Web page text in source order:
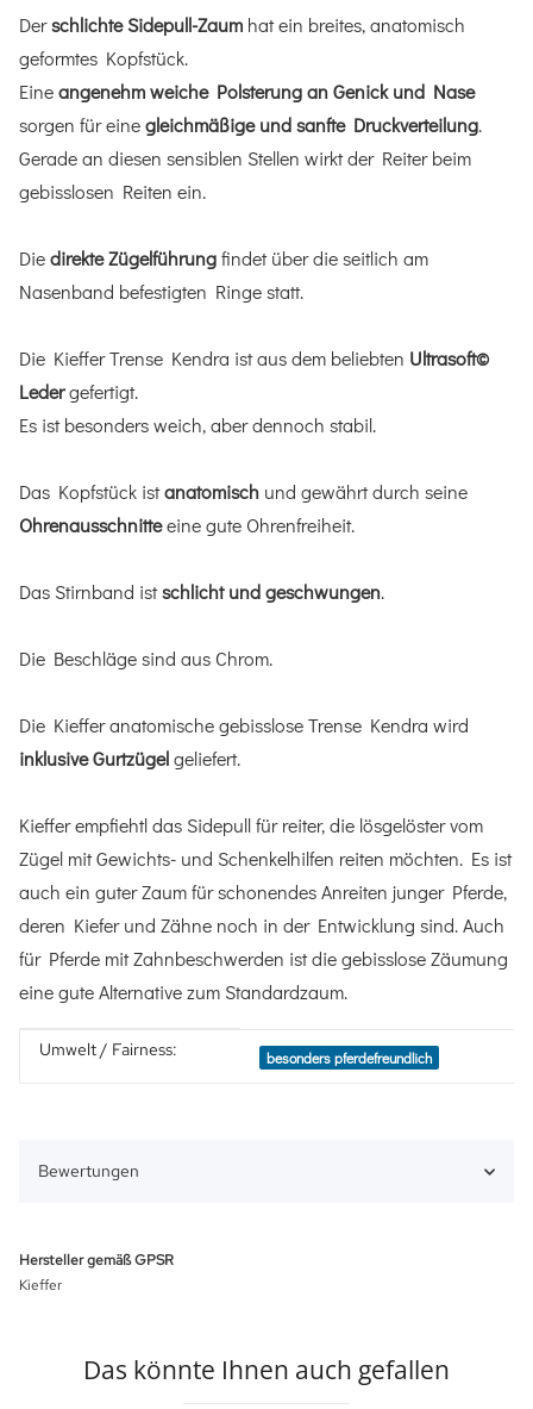
Derschlichte Sidepull-Zaum hat ein breites, anatomisch
geformtes Kopfstück.
Eineangenehm weiche Polsterung an Genick und Nase
sorgen für einegleichmäßige und sanfte Druckverteilung.
Gerade an diesen sensiblen Stellen wirkt der Reiter beim
gebisslosen Reiten ein.
Diedirekte Zügelführungfindet über die seitlich am
Nasenband befestigten Ringe statt.
Die Kieffer Trense Kendra ist aus dem beliebten Ultrasoft©
Ledergefertigt.
Es ist besonders weich, aber dennoch stabil.
Das Kopfstück istanatomisch und gewährt durch seine
Ohrenausschnitteeine gute Ohrenfreiheit.
Das Stirnband istschlicht und geschwungen.
Die Beschläge sind aus Chrom.
Die Kieffer anatomische gebisslose Trense Kendra wird
inklusive Gurtzügelgeliefert.
Kieffer empfiehtl das Sidepull für reiter, die lösgelöster vom
Zügel mit Gewichts- und Schenkelhilfen reiten möchten. Es ist
auch ein guter Zaum für schonendes Anreiten junger Pferde,
deren Kiefer und Zähne noch in der Entwicklung sind. Auch
für Pferde mit Zahnbeschwerden ist die gebisslose Zäumung
eine gute Alternative zum Standardzaum.
Produkteigenschaft
Wert
Umwelt / Fairness: besonders pferdefreundlich
Bewertungen
Hersteller gemäß GPSR
Kieffer
Das könnte Ihnen auch gefallen